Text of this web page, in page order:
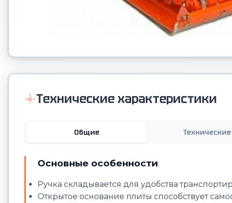
Технические характеристики
Общие Технические
Основные особенности
Ручка складывается для удобства
Открытое основание плиты способствует